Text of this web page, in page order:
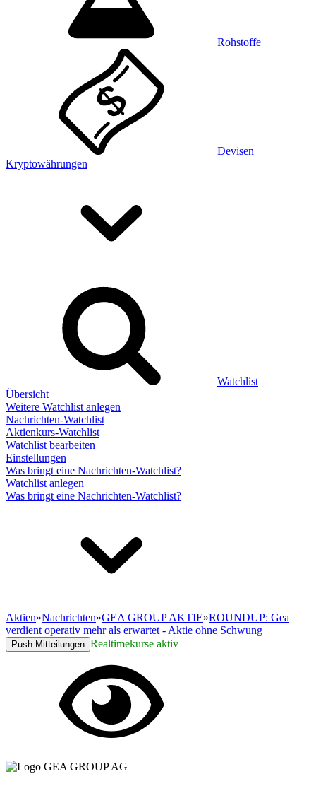
Rohstoffe
Devisen
Kryptowährungen
Watchlist
Übersicht
Weitere Watchlist anlegen
Nachrichten-Watchlist
Aktienkurs-Watchlist
Watchlist bearbeiten
Einstellungen
Was bringt eine Nachrichten-Watchlist?
Watchlist anlegen
Was bringt eine Nachrichten-Watchlist?
Aktien»Nachrichten»GEA GROUP AKTIE»ROUNDUP: Gea
verdient operativ mehr als erwartet - Aktie ohne Schwung
Push Mitteilungen Realtimekurse aktiv